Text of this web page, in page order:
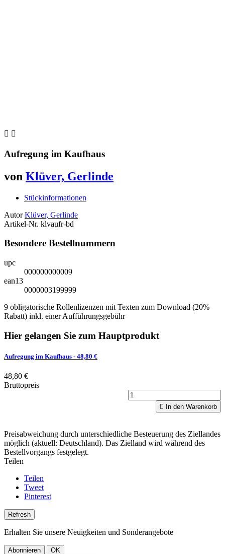
 
Aufregung im Kaufhaus
von Klüver, Gerlinde
Stückinformationen
Autor Klüver, Gerlinde
Artikel-Nr. klvaufr-bd
Besondere Bestellnummern
upc
000000000009
ean13
0000003199999
9 obligatorische Rollenlizenzen mit Texten zum Download (20%
Rabatt) inkl. einer Aufführungsgebühr
Hier gelangen Sie zum Hauptprodukt
Aufregung im Kaufhaus - 48,80 €
48,80 €
Bruttopreis
 In den Warenkorb
Preisabweichung durch unterschiedliche Besteuerung des Ziellandes
möglich (aktuell: Deutschland). Das Zielland wird während des
Bestellvorgangs festgelegt.
Teilen
Teilen
Tweet
Pinterest
Erhalten Sie unsere Neuigkeiten und Sonderangebote